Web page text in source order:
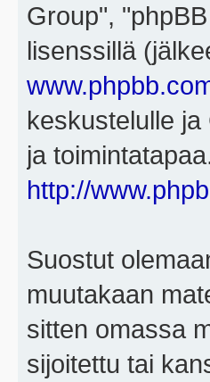
Group",
lisenssillä
keskustelulle
ja
http://
Suostut
muutakaan
sitten omassa
sijoitettu tai